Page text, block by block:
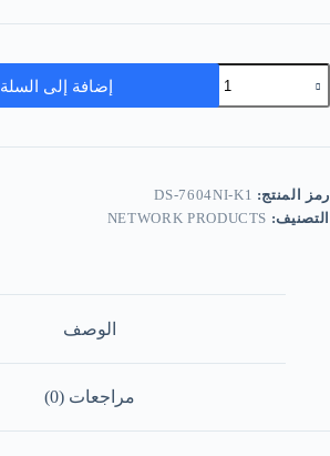
إضافة إلى السلة
رمز المنتج: DS-7604NI-K1
التصنيف: NETWORK PRODUCTS
الوصف
مراجعات (0)